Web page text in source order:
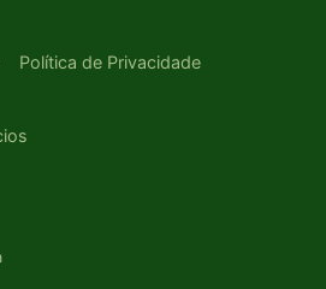
Política de Privacidade